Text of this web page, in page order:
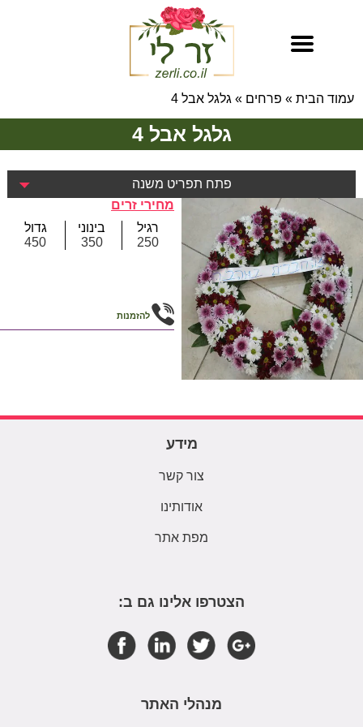
עמוד הבית » פרחים » גלגל אבל 4
גלגל אבל 4
פתח תפריט משנה
מחירי זרים
רגיל
250
בינוני
350
גדול
450
להזמנות
מידע
צור קשר
אודותינו
מפת אתר
הצטרפו אלינו גם ב:
מנהלי האתר